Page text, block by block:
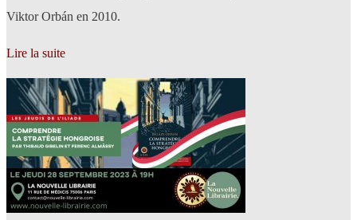
Viktor Orbán en 2010.
Lire la suite